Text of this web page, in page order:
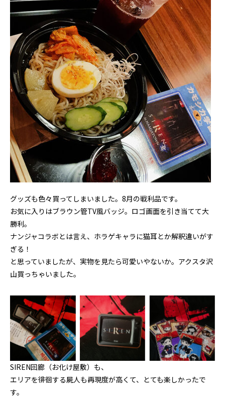
グッズも色々買ってしまいました。8月の戦利品です。
お気に入りはブラウン管TV風バッジ。ロゴ画面を引き当てて大
勝利。
ナンジャコラボとは言え、ホラゲキャラに猫耳とか解釈違いがす
ぎる！
と思っていましたが、実物を見たら可愛いやないか。アクスタ沢
山買っちゃいました。
SIREN回廊（お化け屋敷）も、
エリアを徘徊する屍人も再現度が高くて、とても楽しかったで
す。